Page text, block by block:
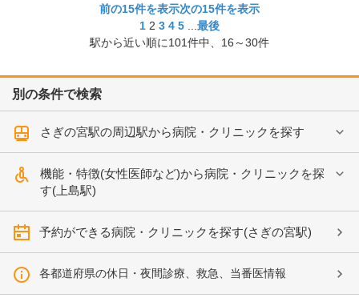
前の15件を表示次の15件を表示
1 2 3 4 5
最後
駅から近い順に101件中、 16～30件
別の条件で検索
さぎの宮駅の周辺駅から病院・クリニックを探す
機能・特徴(女性医師など)から病院・クリニックを探
す(上島駅)
予約ができる病院・クリニックを探す(さぎの宮駅)
各都道府県の休日・夜間診療、救急、当番医情報